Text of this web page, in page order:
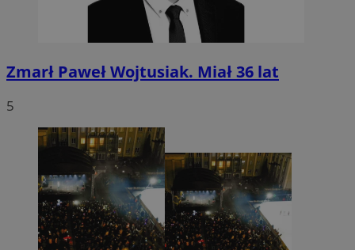
Zmarł Paweł Wojtusiak. Miał 36 lat
5